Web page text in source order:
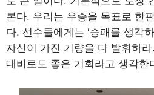
본다. 우리는 우승을 목표로 한
다. 선수들에게는 ‘승패를 생각
자신이 가진 기량을 다 발휘하라
대비로도 좋은 기회라고 생각한